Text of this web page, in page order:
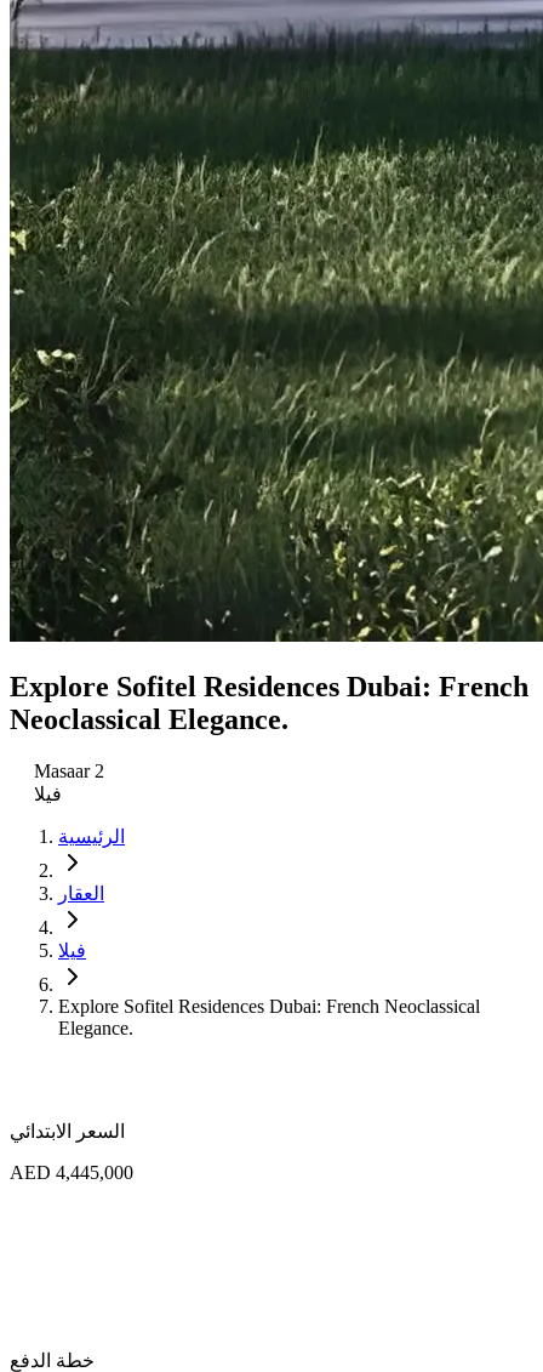
Explore Sofitel Residences Dubai: French
Neoclassical Elegance.
Masaar 2
فيلا
الرئيسية
العقار
فيلا
Explore Sofitel Residences Dubai: French Neoclassical
Elegance.
السعر الابتدائي
AED 4,445,000
خطة الدفع